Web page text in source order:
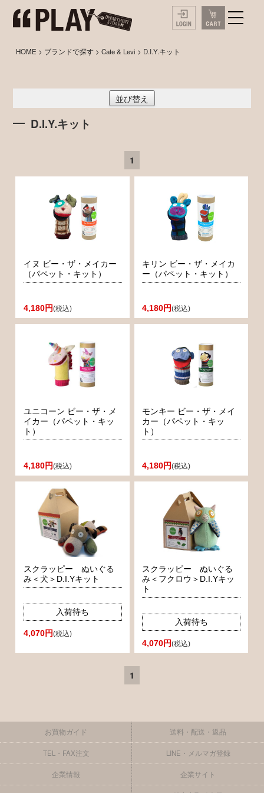
HOME > ブランドで探す >Cate & Levi > D.I.Y.キット
並び替え
D.I.Y.キット
1
イヌ ビー・ザ・メイカー
（パペット・キット）
4,180円(税込)
キリン ビー・ザ・メイカ
ー（パペット・キット）
4,180円(税込)
ユニコーン ビー・ザ・メ
イカー（パペット・キッ
ト）
4,180円(税込)
モンキー ビー・ザ・メイ
カー（パペット・キッ
ト）
4,180円(税込)
スクラッピー ぬいぐる
み＜犬＞D.I.Yキット
入荷待ち
4,070円(税込)
スクラッピー ぬいぐる
み＜フクロウ＞D.I.Yキッ
ト
入荷待ち
4,070円(税込)
1
お買物ガイド 送料・配送・返品
TEL・FAX注文 LINE・メルマガ登録
企業情報 企業サイト